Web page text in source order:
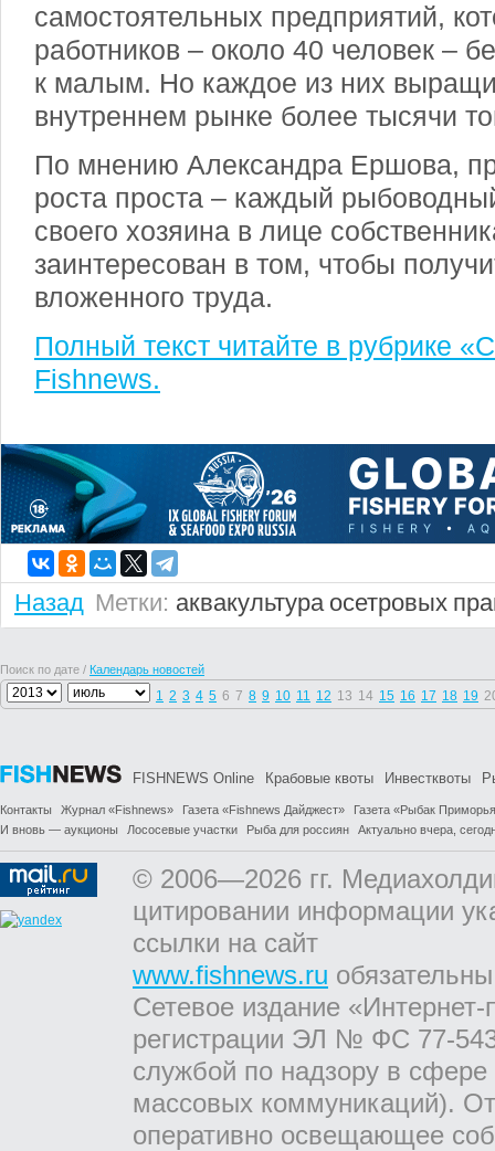
самостоятельных предприятий,
работников – около 40 человек –
к малым. Но каждое из них
внутреннем рынке более тысячи
По мнению Александра Ершова,
роста проста – каждый
своего хозяина в лице
заинтересован в том, чтобы
вложенного труда.
Полный текст читайте в рубрике
Fishnews.
Назад Метки: аквакультура осетровых
Поиск по дате / Календарь новостей
1 2 3 4 5 6 7 8 9 10 11 12 13 14 15 16 17 18 19
FISHNEWS Online Крабовые квоты Инвестквоты
Контакты Журнал «Fishnews» Газета «Fishnews Дайджест»
Газета «Рыбак
И вновь — аукционы
Лососевые участки Рыба для россиян Актуально вчера,
© 2006—2026 гг.
цитировании информации
ссылки на сайт
www.fishnews.ru
Сетевое издание
регистрации ЭЛ № ФС 77-
службой по надзору в
массовых коммуникаций).
оперативно освещающее